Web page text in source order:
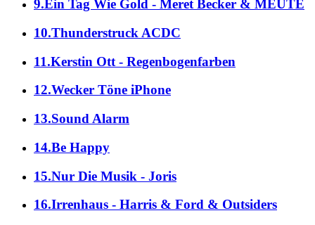
9.Ein Tag Wie Gold - Meret Becker & MEUTE
10.Thunderstruck ACDC
11.Kerstin Ott - Regenbogenfarben
12.Wecker Töne iPhone
13.Sound Alarm
14.Be Happy
15.Nur Die Musik - Joris
16.Irrenhaus - Harris & Ford & Outsiders